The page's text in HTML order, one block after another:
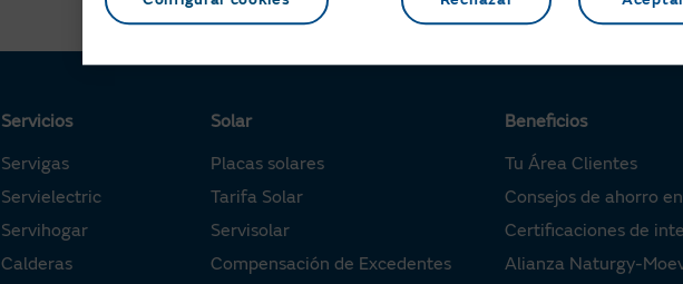
Servicios
Servigas
Servielectric
Servihogar
Calderas
Solar
Placas solares
Tarifa Solar
Servisolar
Compensación de Excedentes
Beneficios
Tu Área Clientes
Consejos de ahorro
Certificaciones de
Alianza Naturgy-